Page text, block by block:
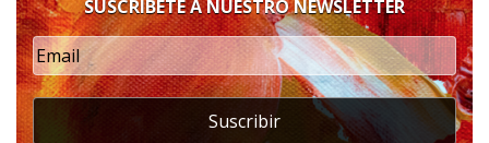
SUSCRÍBETE A NUESTRO NEWSLETTER
Suscribir